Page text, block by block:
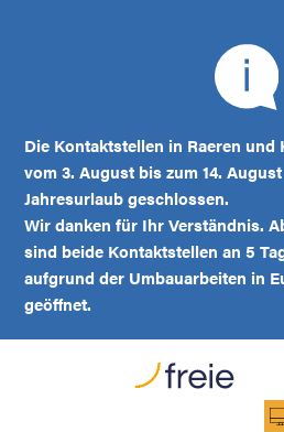
Die Kontaktstellen in Raeren und
vom 3. August bis zum 14.
Jahresurlaub geschlossen.
Wir danken für Ihr Verständnis.
sind beide Kontaktstellen an 5
aufgrund der Umbauarbeiten in
geöffnet.